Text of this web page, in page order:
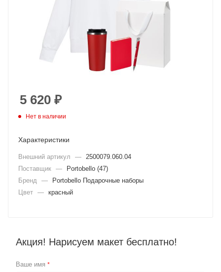
5 620 ₽
Нет в наличии
Характеристики
Внешний артикул —
2500079.060.04
Поставщик —
Portobello (47)
Бренд
—
Portobello Подарочные наборы
Цвет — красный
Акция! Нарисуем макет бесплатно!
Ваше имя *